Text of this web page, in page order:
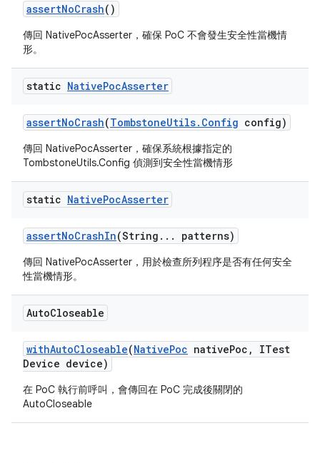
assertNoCrash()
傳回 NativePocAsserter，確保 PoC 不會發生安全性當機情
形。
static NativePocAsserter
assertNoCrash(TombstoneUtils. Config config)
傳回 NativePocAsserter，確保系統根據指定的
TombstoneUtils.Config 偵測到安全性當機情形
static NativePocAsserter
assertNoCrashIn(String . . . patterns)
傳回 NativePocAsserter，用於檢查所列程序是否有任何安全
性當機情形。
AutoCloseable
withAutoCloseable(NativePoc nativePoc ,
ITest
Device device)
在 PoC 執行前呼叫，會傳回在 PoC 完成後關閉的
AutoCloseable